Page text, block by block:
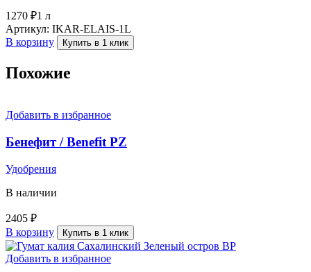
1270 ₽1 л
Артикул: IKAR-ELAIS-1L
В корзину
Купить в 1 клик
Похожие
Добавить в избранное
Бенефит / Benefit PZ
Удобрения
В наличии
2405 ₽
В корзину
Купить в 1 клик
Добавить в избранное